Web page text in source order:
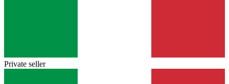
Private seller